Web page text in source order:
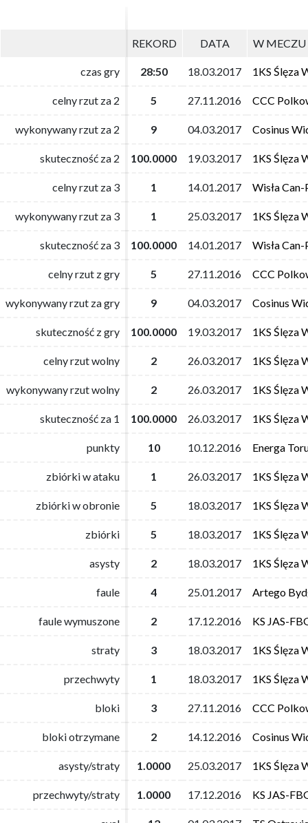
REKORD DATA W MECZU
czas gry 28:50 18.03.2017 1KS Ślęza
celny rzut za 2 5 27.11.2016 CCC
wykonywany rzut za 2 9 04.03.2017 Cosinus
skuteczność za 2 100.0000 19.03.2017 1KS Ślęza
celny rzut za 3 1 14.01.2017 Wisła
wykonywany rzut za 3 1 25.03.2017 1KS Ślęza
skuteczność za 3 100.0000 14.01.2017 Wisła
celny rzut z gry 5 27.11.2016 CCC
wykonywany rzut za gry 9 04.03.2017 Cosinus
skuteczność z gry 100.0000 19.03.2017 1KS Ślęza
celny rzut wolny 2 26.03.2017 1KS Ślęza
wykonywany rzut wolny 2 26.03.2017 1KS Ślęza
skuteczność za 1 100.0000 26.03.2017 1KS Ślęza
punkty 10 10.12.2016 Energa
zbiórki w ataku 1 26.03.2017 1KS Ślęza
zbiórki w obronie 5 18.03.2017 1KS Ślęza
zbiórki 5 18.03.2017 1KS Ślęza
asysty 2 18.03.2017 1KS Ślęza
faule 4 25.01.2017 Artego
faule wymuszone 2 17.12.2016 KS JAS-
straty 3 18.03.2017 1KS Ślęza
przechwyty 1 18.03.2017 1KS Ślęza
bloki 3 27.11.2016 CCC
bloki otrzymane 2 14.12.2016 Cosinus
asysty/straty 1.0000 25.03.2017 1KS Ślęza
przechwyty/straty 1.0000 17.12.2016 KS JAS-
REKORD DATA W MECZU
czas gry 28:50 18.03.2017 1KS Ślęza
celny rzut za 2 5 27.11.2016 CCC
wykonywany rzut za 2 9 04.03.2017 Cosinus
skuteczność za 2 100.0000 19.03.2017 1KS Ślęza
celny rzut za 3 1 14.01.2017 Wisła
wykonywany rzut za 3 1 25.03.2017 1KS Ślęza
skuteczność za 3 100.0000 14.01.2017 Wisła
celny rzut z gry 5 27.11.2016 CCC
wykonywany rzut za gry 9 04.03.2017 Cosinus
skuteczność z gry 100.0000 19.03.2017 1KS Ślęza
celny rzut wolny 2 26.03.2017 1KS Ślęza
wykonywany rzut wolny 2 26.03.2017 1KS Ślęza
skuteczność za 1 100.0000 26.03.2017 1KS Ślęza
punkty 10 10.12.2016 Energa
zbiórki w ataku 1 26.03.2017 1KS Ślęza
zbiórki w obronie 5 18.03.2017 1KS Ślęza
zbiórki 5 18.03.2017 1KS Ślęza
asysty 2 18.03.2017 1KS Ślęza
faule 4 25.01.2017 Artego
faule wymuszone 2 17.12.2016 KS JAS-
straty 3 18.03.2017 1KS Ślęza
przechwyty 1 18.03.2017 1KS Ślęza
bloki 3 27.11.2016 CCC
bloki otrzymane 2 14.12.2016 Cosinus
asysty/straty 1.0000 25.03.2017 1KS Ślęza
przechwyty/straty 1.0000 17.12.2016 KS JAS-